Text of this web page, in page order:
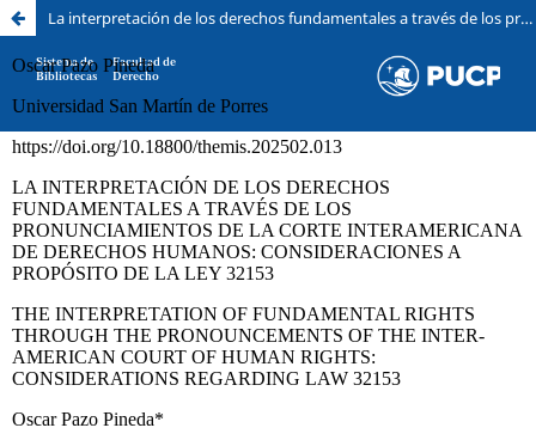
Sistema de
Bibliotecas
Facultad de
Derecho
La interpretación de los derechos fundamentales a través de los pronunciamientos de la Corte Interamericana de Derechos Humanos: consideraciones a propósito de la Ley 32153